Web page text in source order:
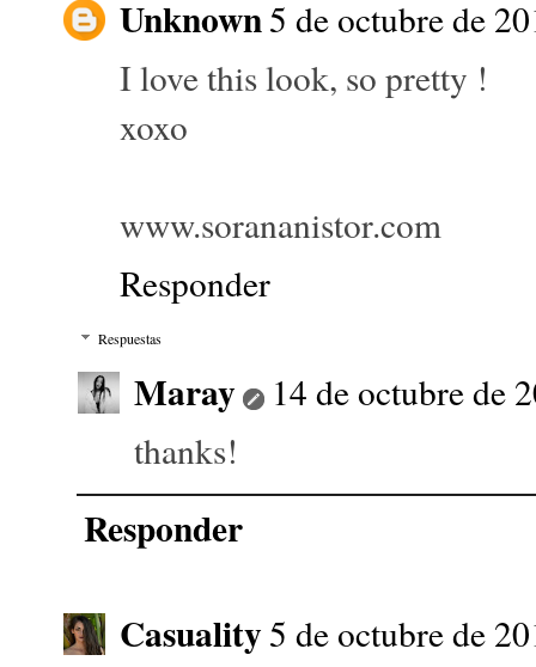
Unknown5 de octubre de
I love this look, so pretty !
xoxo
www.sorananistor.com
Responder
Respuestas
Maray
14 de octubre de
thanks!
Responder
Casuality 5 de octubre de